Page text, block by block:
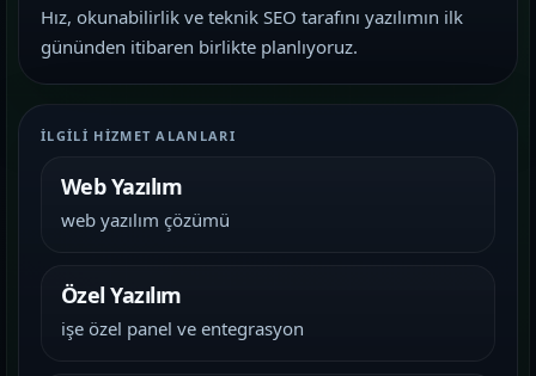
Hız, okunabilirlik ve teknik SEO tarafını yazılımın ilk
gününden itibaren birlikte planlıyoruz.
İLGILI HIZMET ALANLARI
Web Yazılım
web yazılım çözümü
Özel Yazılım
işe özel panel ve entegrasyon